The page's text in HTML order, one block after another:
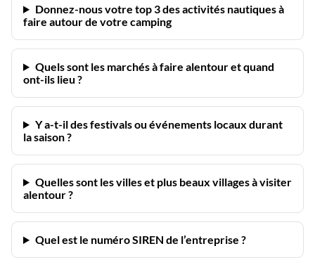
Donnez-nous votre top 3 des activités nautiques à
faire autour de votre camping
Quels sont les marchés à faire alentour et quand
ont-ils lieu ?
Y a-t-il des festivals ou événements locaux durant
la saison ?
Quelles sont les villes et plus beaux villages à visiter
alentour ?
Quel est le numéro SIREN de l’entreprise ?